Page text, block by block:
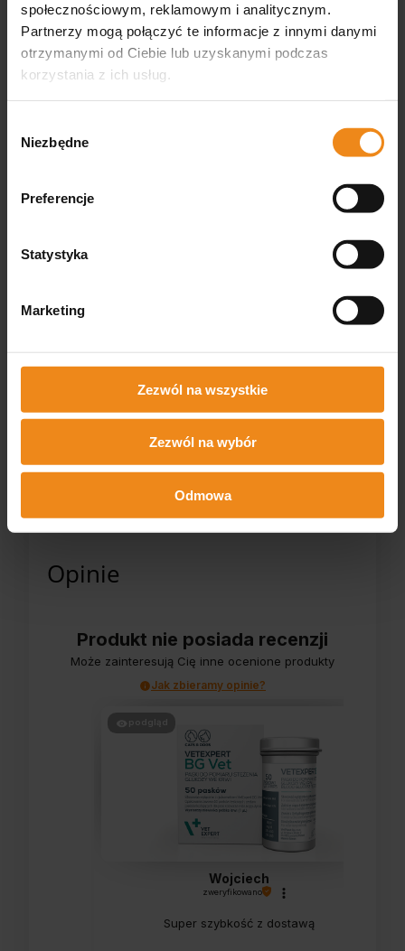
społecznościowym, reklamowym i analitycznym.
Partnerzy mogą połączyć te informacje z innymi danymi
otrzymanymi od Ciebie lub uzyskanymi podczas
korzystania z ich usług.
zgody
Niezbędne
Preferencje
Statystyka
Marketing
Zezwól na wszystkie
Zezwól na wybór
Odmowa
Pozycjoner diagnostyczny
S
318,30 zł
dostawy
Pozycjoner diagnostyczny
XS
dostawy
zawiera 23% VAT, bez kosztów
DO KOSZYKA
Opinie
Produkt nie posiada recenzji
Może zainteresują Cię inne ocenione produkty
Jak zbieramy opinie?
podgląd
Wojciech
zweryfikowano
Super szybkość z dostawą